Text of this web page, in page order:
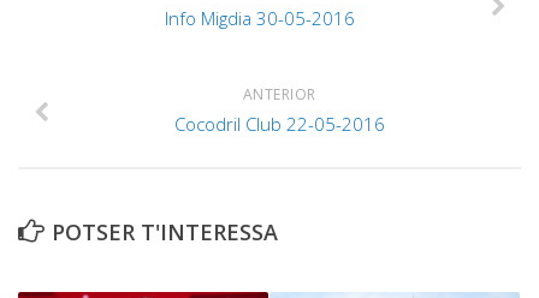
Info Migdia 30-05-2016
ANTERIOR
Cocodril Club 22-05-2016
POTSER T'INTERESSA